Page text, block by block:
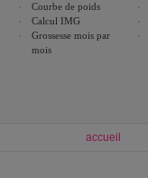
Courbe de poids
Calcul IMG
Grossesse mois par
mois
accueil